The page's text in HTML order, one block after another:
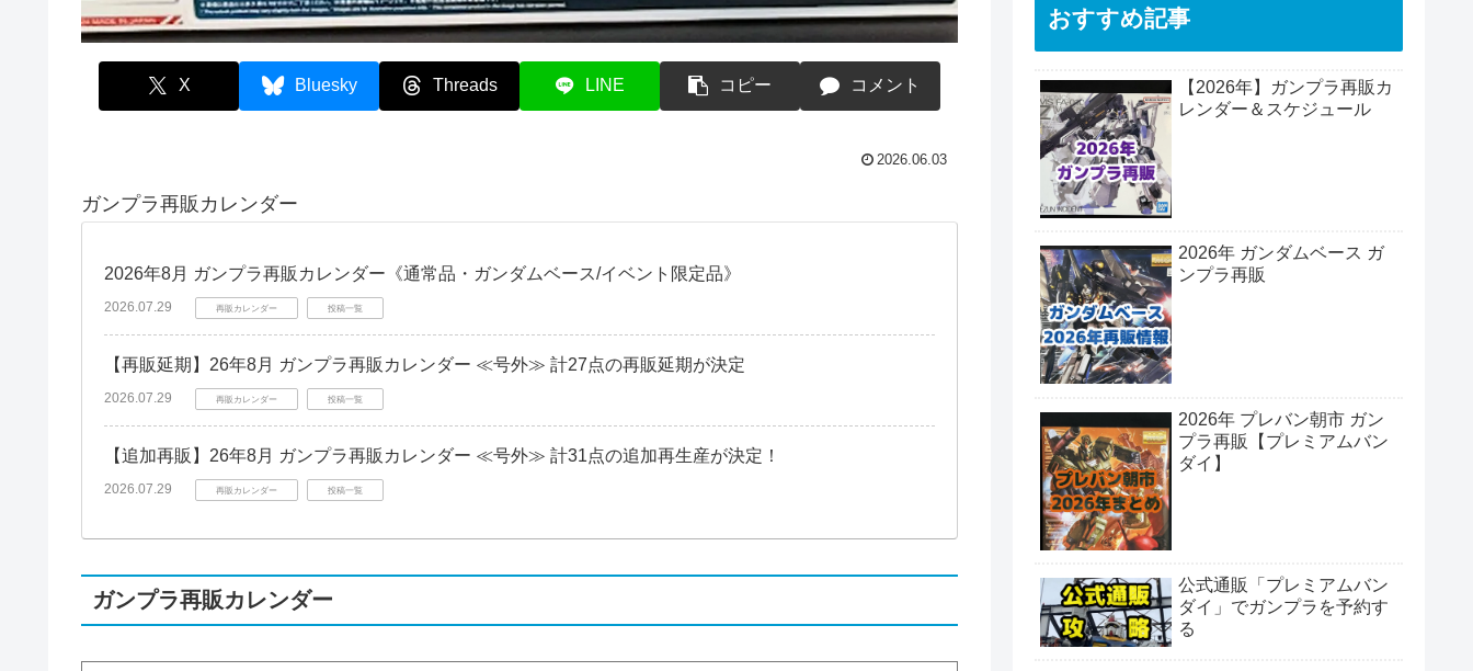
X Bluesky Threads LINE コピー コメント
2026.06.03
ガンプラ再販カレンダー
2026年8月 ガンプラ再販カレンダー《通常品・ガンダムベース/イベント限定品》
2026.07.29 再販カレンダー 投稿一覧
【再販延期】26年8月 ガンプラ再販カレンダー ≪号外≫ 計27点の再販延期が決定
2026.07.29 再販カレンダー 投稿一覧
【追加再販】26年8月 ガンプラ再販カレンダー ≪号外≫ 計31点の追加再生産が決定！
2026.07.29 再販カレンダー 投稿一覧
ガンプラ再販カレンダー
おすすめ記事
【2026年】ガンプラ再販カ
レンダー＆スケジュール
2026年 ガンダムベース ガ
ンプラ再販
2026年 プレバン朝市 ガン
プラ再販【プレミアムバン
ダイ】
公式通販「プレミアムバン
ダイ」でガンプラを予約す
る